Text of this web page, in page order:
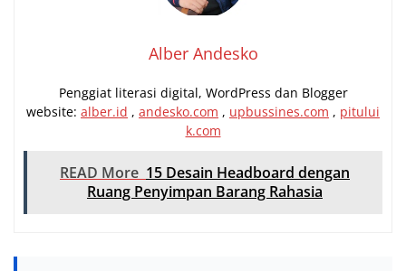
Alber Andesko
Penggiat literasi digital, WordPress dan Blogger
website: alber.id , andesko.com , upbussines.com , pitului
k.com
READ More 15 Desain Headboard dengan
Ruang Penyimpan Barang Rahasia